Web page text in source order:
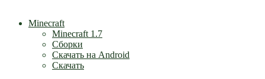
Minecraft
Minecraft 1.7
Сборки
Скачать на Android
Скачать